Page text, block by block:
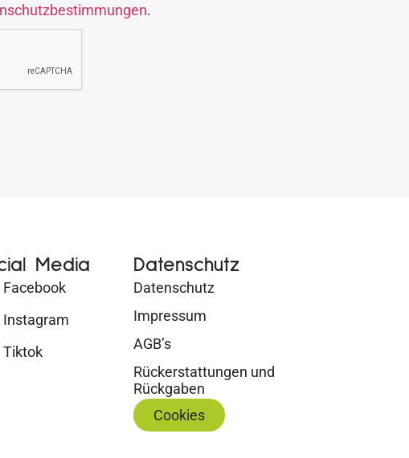
.
Media
Facebook
Instagram
Tiktok
Datenschutz
Datenschutz
Impressum
AGB’s
Rückerstattungen und
Rückgaben
Cookies